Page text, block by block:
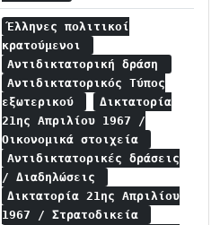
Έλληνες πολιτικοί
κρατούμενοι
Αντιδικτατορική δράση
Αντιδικτατορικός Τύπος
εξωτερικού
Δικτατορία
21ης Απριλίου 1967 /
Οικονομικά στοιχεία
Αντιδικτατορικές δράσεις
/ Διαδηλώσεις
Δικτατορία 21ης Απριλίου
1967 / Στρατοδικεία